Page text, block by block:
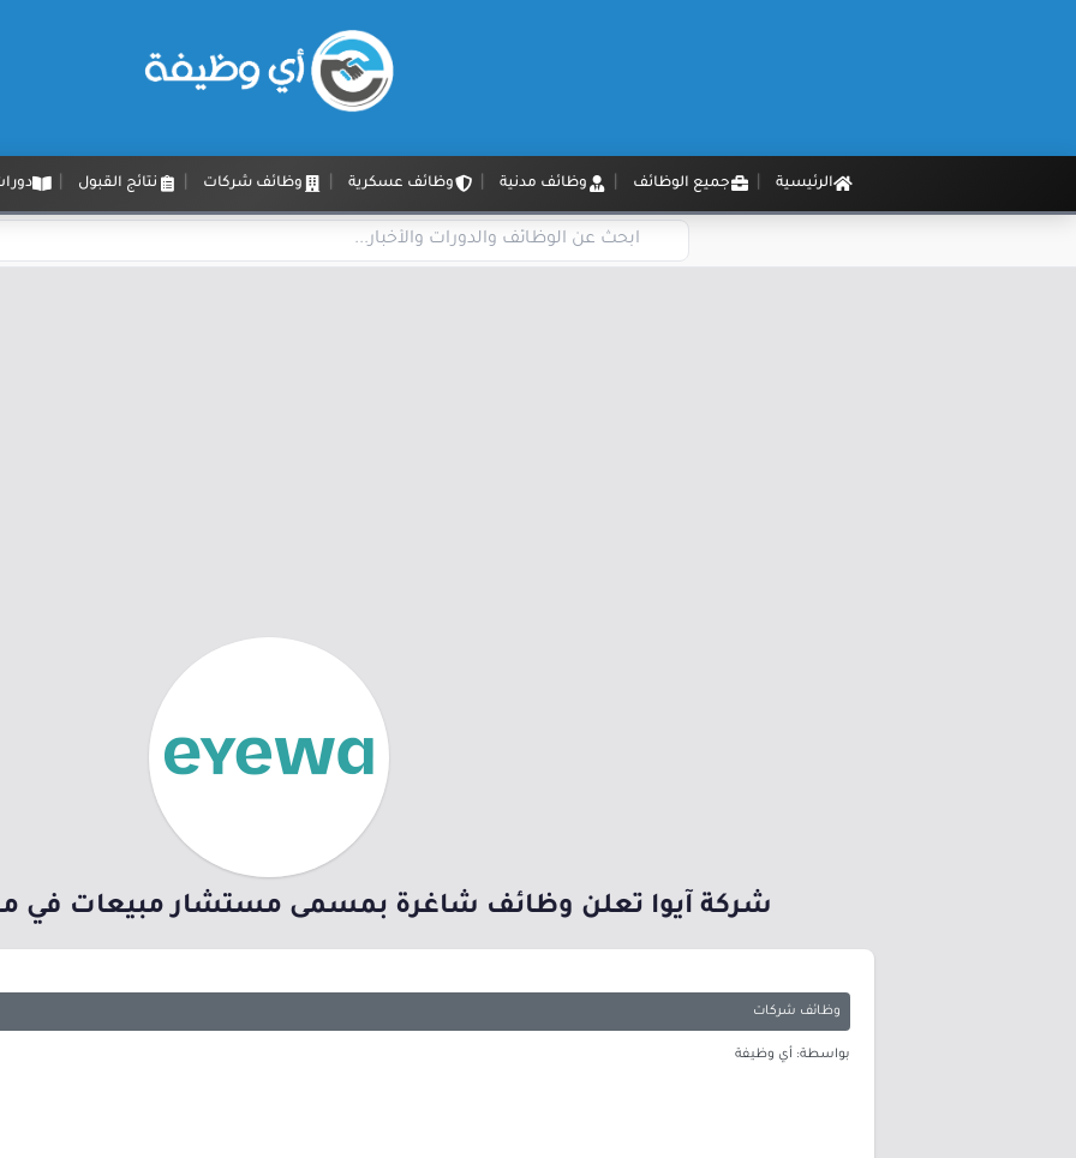
الرئيسية جميع الوظائف وظائف مدنية وظائف عسكرية وظائف شركات نتائج القبول
شركة آيوا تعلن وظائف شاغرة بمسمى مستشار مبيعات في
وظائف شركات
بواسطة: أي وظيفة